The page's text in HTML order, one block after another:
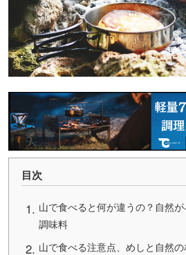
目次
山で食べると何が違うの？自然
調味料
山で食べる注意点、めしと自然の